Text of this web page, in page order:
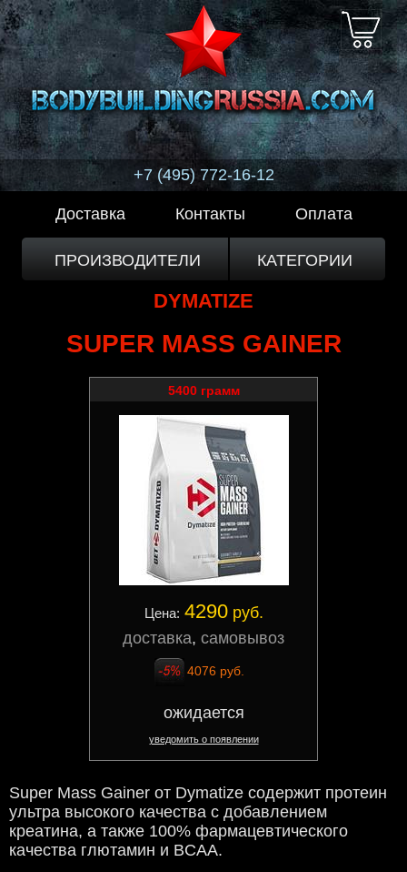
+7 (495) 772-16-12
Доставка Контакты Оплата
ПРОИЗВОДИТЕЛИ КАТЕГОРИИ
DYMATIZE
SUPER MASS GAINER
5400 грамм
Цена: 4290руб.
доставка, самовывоз
4076 руб.
ожидается
уведомить о появлении
Super Mass Gainer от Dymatize содержит протеин
ультра высокого качества с добавлением
креатина, а также 100% фармацевтического
качества глютамин и BCAA.